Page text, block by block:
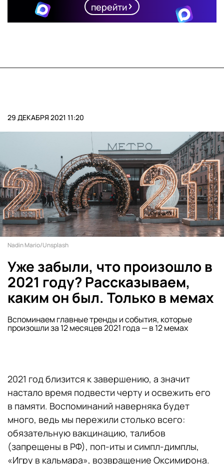
перейти
29 ДЕКАБРЯ 2021 11:20
Nadin Mario/Unsplash
Уже забыли, что произошло в
2021 году? Рассказываем,
каким он был. Только в мемах
Вспоминаем главные тренды и события, которые
произошли за 12 месяцев 2021 года — в 12 мемах
2021 год близится к завершению, а значит
настало время подвести черту и освежить его
в памяти. Воспоминаний наверняка будет
много, ведь мы пережили столько всего:
обязательную вакцинацию, талибов
(запрещены в РФ), поп-иты и симпл-димплы,
«Игру в кальмара», возвращение Оксимирона.